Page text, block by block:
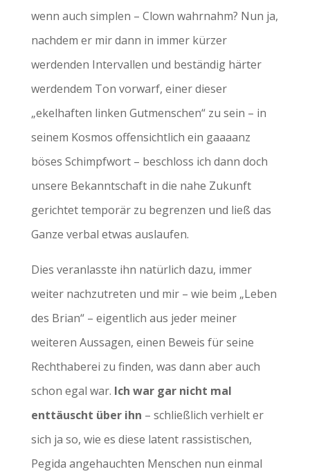
wenn auch simplen – Clown wahrnahm? Nun ja,
nachdem er mir dann in immer kürzer
werdenden Intervallen und beständig härter
werdendem Ton vorwarf, einer dieser
„ekelhaften linken Gutmenschen“ zu sein – in
seinem Kosmos offensichtlich ein gaaaanz
böses Schimpfwort – beschloss ich dann doch
unsere Bekanntschaft in die nahe Zukunft
gerichtet temporär zu begrenzen und ließ das
Ganze verbal etwas auslaufen.
Dies veranlasste ihn natürlich dazu, immer
weiter nachzutreten und mir – wie beim „Leben
des Brian“ – eigentlich aus jeder meiner
weiteren Aussagen, einen Beweis für seine
Rechthaberei zu finden, was dann aber auch
schon egal war. Ich war gar nicht mal
enttäuscht über ihn – schließlich verhielt er
sich ja so, wie es diese latent rassistischen,
Pegida angehauchten Menschen nun einmal